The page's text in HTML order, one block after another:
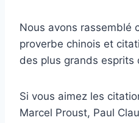
Nous avons rassemblé
proverbe chinois et
des plus grands esprits
Si vous aimez les
Marcel Proust, Paul